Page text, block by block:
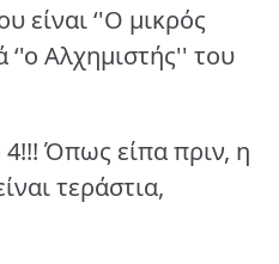
είναι ‘'Ο μικρός
‘'ο Αλχημιστής'' του
Όπως είπα πριν, η
τεράστια,